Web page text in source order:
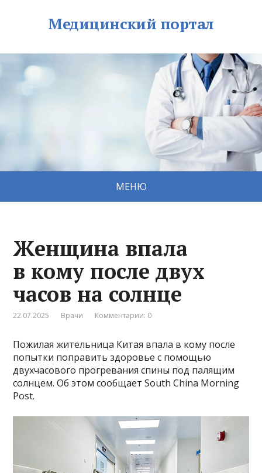
Медицинский портал
МЕНЮ
Женщина впала
в кому после двух
часов на солнце
22.07.2025 Врачи Комментарии: 0
Пожилая жительница Китая впала в кому после
попытки поправить здоровье с помощью
двухчасового прогревания спины под палящим
солнцем. Об этом сообщает South China Morning
Post.